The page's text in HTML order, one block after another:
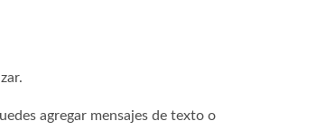
agregar mensajes de texto o